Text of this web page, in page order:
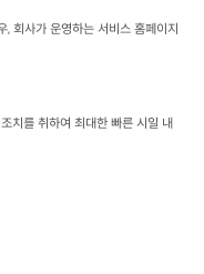
, 회사가 운영하는 서비스 홈페이지
치를 취하여 최대한 빠른 시일 내